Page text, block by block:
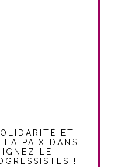
ET
PAIX DANS
LE
!